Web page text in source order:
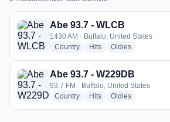
2 Radiosender aus Buffalo
Abe 93.7 - WLCB
1430 AM · Buffalo, United States
Countryradio stations
Hitsradio stations
Oldiesradio stations
Abe 93.7 - W229DB
93.7 FM · Buffalo, United States
Countryradio stations
Hitsradio stations
Oldiesradio stations